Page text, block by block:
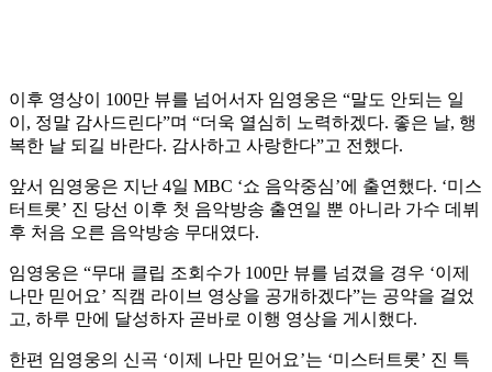
이후 영상이 100만 뷰를 넘어서자 임영웅은 “말도 안되는 일
이, 정말 감사드린다”며 “더욱 열심히 노력하겠다. 좋은 날, 행
복한 날 되길 바란다. 감사하고 사랑한다”고 전했다.
앞서 임영웅은 지난 4일 MBC ‘쇼 음악중심’에 출연했다. ‘미스
터트롯’ 진 당선 이후 첫 음악방송 출연일 뿐 아니라 가수 데뷔
후 처음 오른 음악방송 무대였다.
임영웅은 “무대 클립 조회수가 100만 뷰를 넘겼을 경우 ‘이제
나만 믿어요’ 직캠 라이브 영상을 공개하겠다”는 공약을 걸었
고, 하루 만에 달성하자 곧바로 이행 영상을 게시했다.
한편 임영웅의 신곡 ‘이제 나만 믿어요’는 ‘미스터트롯’ 진 특